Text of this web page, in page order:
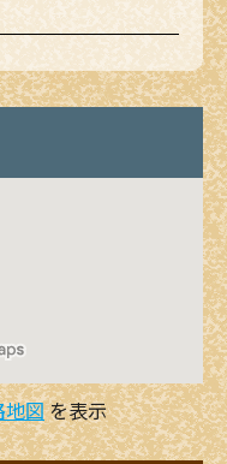
地図を表示